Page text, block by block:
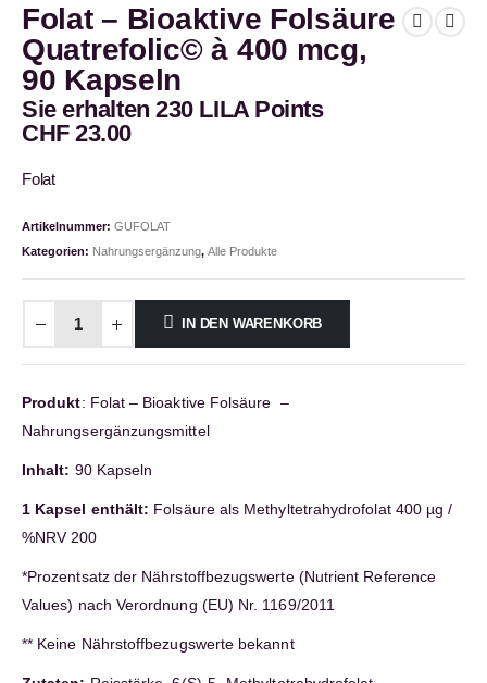
Folat – Bioaktive Folsäure
Quatrefolic© à 400 mcg,
90 Kapseln
Sie erhalten 230 LILA Points
CHF23.00
Folat
Artikelnummer: GUFOLAT
Kategorien: Nahrungsergänzung, Alle Produkte
IN DEN WARENKORB
Produkt: Folat – Bioaktive Folsäure –
Nahrungsergänzungsmittel
Inhalt: 90 Kapseln
1 Kapsel enthält: Folsäure als Methyltetrahydrofolat 400 µg /
%NRV 200
*Prozentsatz der Nährstoffbezugswerte (Nutrient Reference
Values) nach Verordnung (EU) Nr. 1169/2011
** Keine Nährstoffbezugswerte bekannt